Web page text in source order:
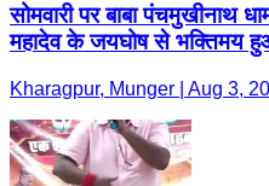
सोमवारी पर बाबा पंचमुखीनाथ
महादेव के जयघोष से भक्तिमय
Kharagpur, Munger | Aug 3,